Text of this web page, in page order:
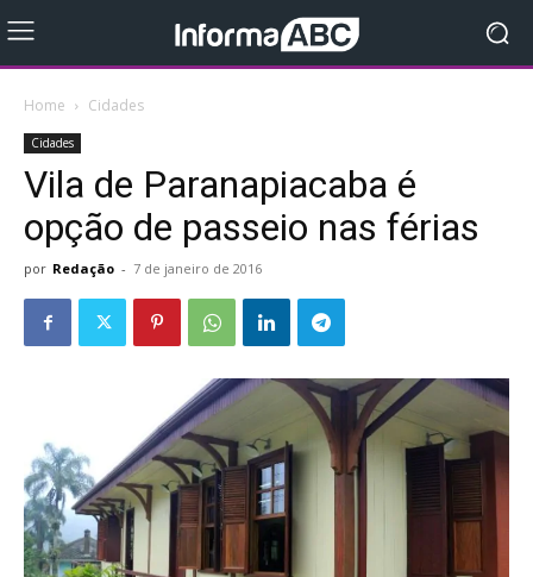
Home Cidades
Cidades
Vila de Paranapiacaba é
opção de passeio nas férias
por Redação - 7 de janeiro de 2016